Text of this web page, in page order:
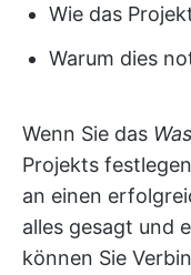
Wie das
Warum dies
Wenn Sie das
Projekts
an einen
alles gesagt und
können Sie